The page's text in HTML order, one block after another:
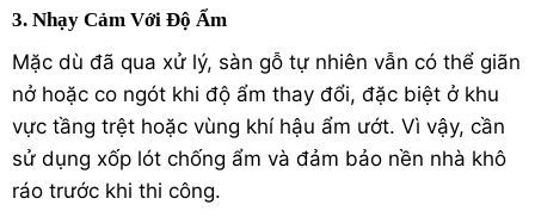
3. Nhạy Cảm Với Độ Ẩm
Mặc dù đã qua xử lý, sàn gỗ tự nhiên vẫn có thể giãn
nở hoặc co ngót khi độ ẩm thay đổi, đặc biệt ở khu
vực tầng trệt hoặc vùng khí hậu ẩm ướt. Vì vậy, cần
sử dụng xốp lót chống ẩm và đảm bảo nền nhà khô
ráo trước khi thi công.